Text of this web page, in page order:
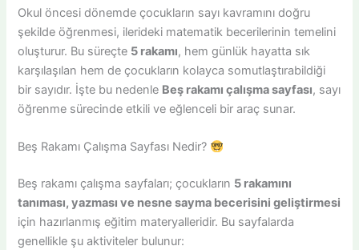
Okul öncesi dönemde çocukların sayı kavramını doğru
şekilde öğrenmesi, ilerideki matematik becerilerinin temelini
oluşturur. Bu süreçte 5 rakamı, hem günlük hayatta sık
karşılaşılan hem de çocukların kolayca somutlaştırabildiği
bir sayıdır. İşte bu nedenle Beş rakamı çalışma sayfası, sayı
öğrenme sürecinde etkili ve eğlenceli bir araç sunar.
Beş Rakamı Çalışma Sayfası Nedir?
Beş rakamı çalışma sayfaları; çocukların 5 rakamını
tanıması, yazması ve nesne sayma becerisini geliştirmesi
için hazırlanmış eğitim materyalleridir. Bu sayfalarda
genellikle şu aktiviteler bulunur: